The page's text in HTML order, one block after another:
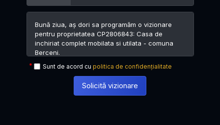
Sunt de acord cu politica de confidențialitate
Solicită vizionare